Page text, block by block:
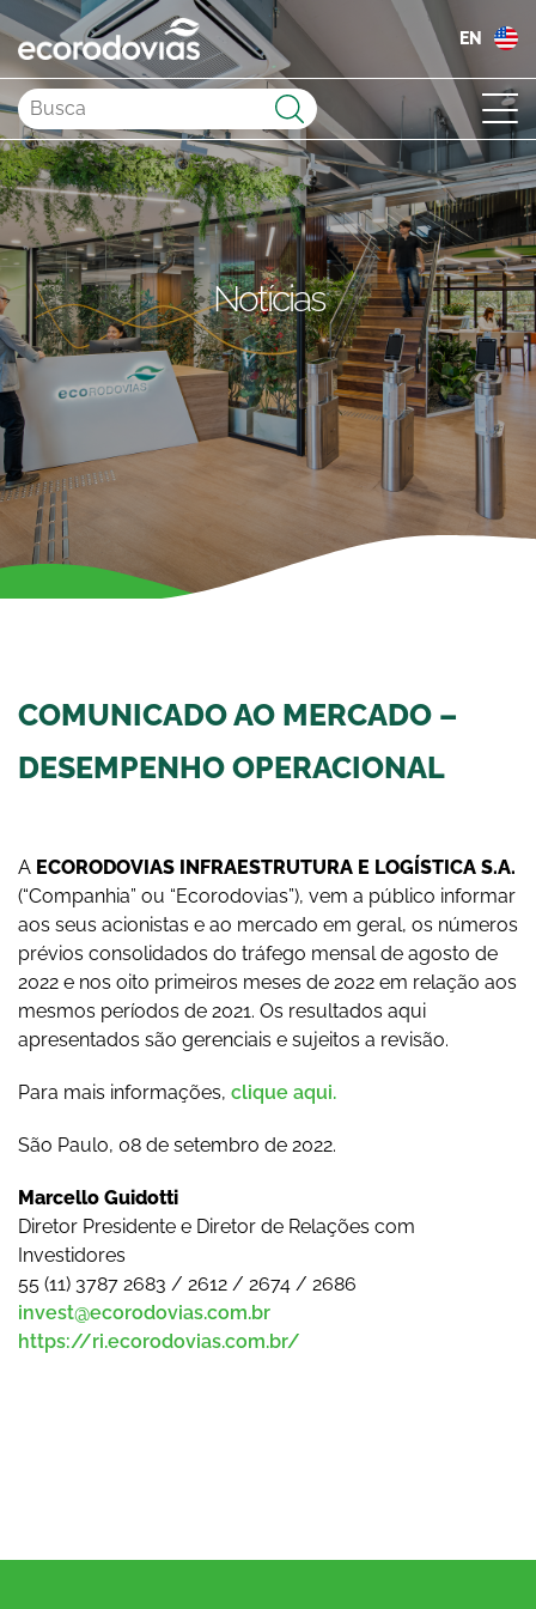
EN
Enviar
Notícias
COMUNICADO AO MERCADO –
DESEMPENHO OPERACIONAL
A ECORODOVIAS INFRAESTRUTURA E LOGÍSTICA S.A.
(“Companhia” ou “Ecorodovias”), vem a público informar
aos seus acionistas e ao mercado em geral, os números
prévios consolidados do tráfego mensal de agosto de
2022 e nos oito primeiros meses de 2022 em relação aos
mesmos períodos de 2021. Os resultados aqui
apresentados são gerenciais e sujeitos a revisão.
Para mais informações, clique aqui.
São Paulo, 08 de setembro de 2022.
Marcello Guidotti
Diretor Presidente e Diretor de Relações com
Investidores
55 (11) 3787 2683 / 2612 / 2674 / 2686
invest@ecorodovias.com.br
https://ri.ecorodovias.com.br/